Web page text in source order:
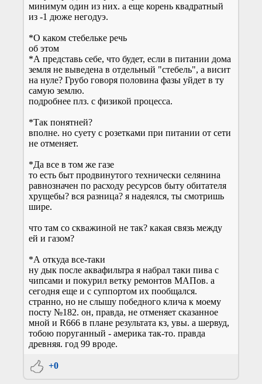
минимум один из них. а еще корень квадратный
из -1 дюже негодуэ.
*О каком стебельке речь
об этом
*А представь себе, что будет, если в питании дома
земля не выведена в отдельный "стебель", а висит
на нуле? Грубо говоря половина фазы уйдет в ту
самую землю.
подробнее плз. с физикой процесса.
*Так понятней?
вполне. но суету с розетками при питании от сети
не отменяет.
*Да все в том же газе
то есть быт продвинутого технически селянина
равнозначен по расходу ресурсов быту обитателя
хрущебы? вся разница? я надеялся, ты смотришь
шире.
что там со скважиной не так? какая связь между
ей и газом?
*А откуда все-таки
ну дык после аквафильтра я набрал таки пива с
чипсами и покурил ветку ремонтов МАПов. а
сегодня еще и с суппортом их пообщался.
странно, но не слышу победного клича к моему
посту №182. он, правда, не отменяет сказанное
мной и R666 в плане результата кз, увы. а шервуд,
тобою поруганный - америка так-то. правда
древняя. год 99 вроде.
+0